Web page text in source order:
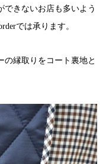
できないお店も多いよう
では承ります。
の縁取りをコート裏地と